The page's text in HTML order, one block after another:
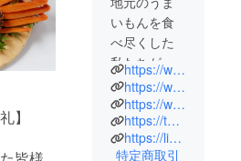
】
いもんを食
べ尽くした
私たちが厳
選した富山
の銘品お取
り寄せ店で
す
https://www.tomiyama-shop.com/
https://www.instagram.com/ryotei_tomiyama/
https://www.facebook.com/ryotei.tomiyama
https://twitter.com/ryotei_tomiyama
https://liff.line.me/1645278921-kWRPP32q/?accountId=272lktwy
特定商取引